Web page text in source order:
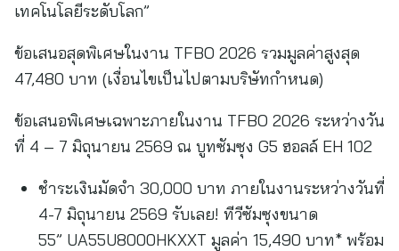
เทคโนโลยีระดับโลก”
ข้อเสนอสุดพิเศษในงาน TFBO 2026 รวมมูลค่าสูงสุด
47,480 บาท (เงื่อนไขเป็นไปตามบริษัทกำหนด)
ข้อเสนอพิเศษเฉพาะภายในงาน TFBO 2026 ระหว่างวัน
ที่ 4 – 7 มิถุนายน 2569 ณ บูทซัมซุง G5 ฮอลล์ EH 102
ชำระเงินมัดจำ 30,000 บาท ภายในงานระหว่างวันที่
4-7 มิถุนายน 2569 รับเลย! ทีวีซัมซุงขนาด
55” UA55U8000HKXXT มูลค่า 15,490 บาท* พร้อม